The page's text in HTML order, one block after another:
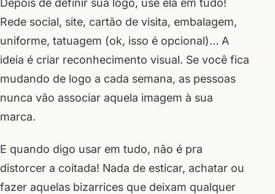
Depois de definir sua logo, use ela em tudo!
Rede social, site, cartão de visita, embalagem,
uniforme, tatuagem (ok, isso é opcional)… A
ideia é criar reconhecimento visual. Se você fica
mudando de logo a cada semana, as pessoas
nunca vão associar aquela imagem à sua
marca.
E quando digo usar em tudo, não é pra
distorcer a coitada! Nada de esticar, achatar ou
fazer aquelas bizarrices que deixam qualquer